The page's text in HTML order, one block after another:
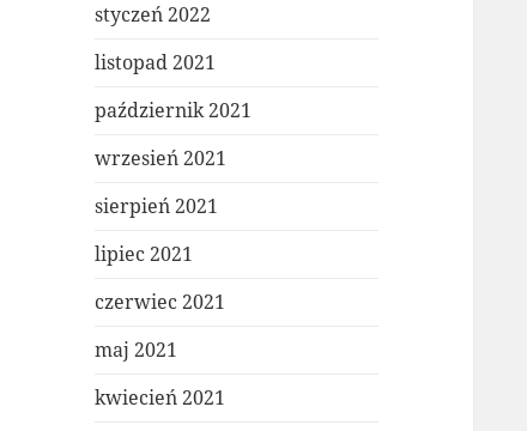
styczeń 2022
listopad 2021
październik 2021
wrzesień 2021
sierpień 2021
lipiec 2021
czerwiec 2021
maj 2021
kwiecień 2021